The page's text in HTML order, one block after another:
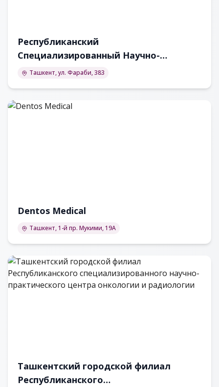
Республиканский
Специализированный Научно-
практический Медицинский Центр
Ташкент, ул. Фараби, 383
Dentos Medical
Ташкент, 1-й пр. Мукими, 19А
Ташкентский городской филиал
Республиканского